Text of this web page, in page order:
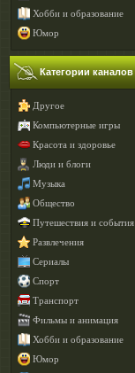
Хобби и образование
Юмор
Категории каналов
Другое
Компьютерные игры
Красота и здоровье
Люди и блоги
Музыка
Общество
Путешествия и события
Развлечения
Сериалы
Спорт
Транспорт
Фильмы и анимация
Хобби и образование
Юмор